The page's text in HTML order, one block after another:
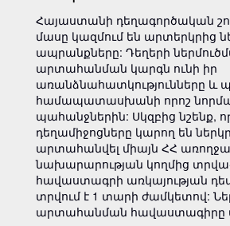
Հայաստանի դեղագործական
մասը կազմում են արտերկրից
ապրանքները: Դեղերի
արտահանման կարգն ունի իր
առանձնահատկությունները և
համապատասխանի որոշ
պահանջներին: Սկզբից նշենք,
դեղամիջոցները կարող են
արտահանվել միայն ՀՀ
նախարարության կողմից
հավաստագրի առկայության
տրվում է 1 տարի ժամկետով:
արտահանման հավաստագիրը